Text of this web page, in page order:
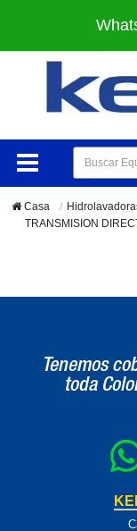
Casa
TRANSMISION
Tenemos
toda